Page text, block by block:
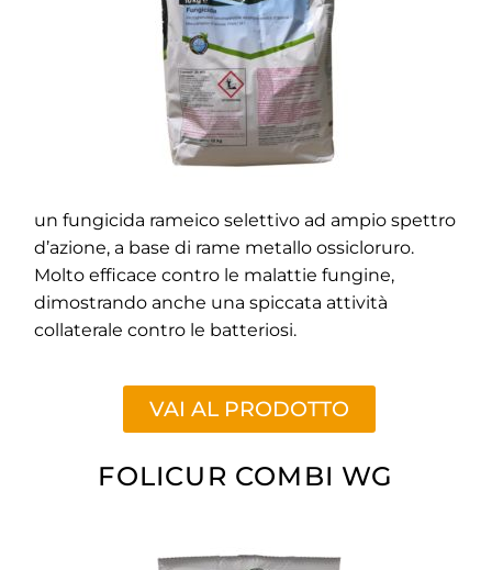
un fungicida rameico selettivo ad ampio spettro
d’azione, a base di rame metallo ossicloruro.
Molto efficace contro le malattie fungine,
dimostrando anche una spiccata attività
collaterale contro le batteriosi.
VAI AL PRODOTTO
FOLICUR COMBI WG